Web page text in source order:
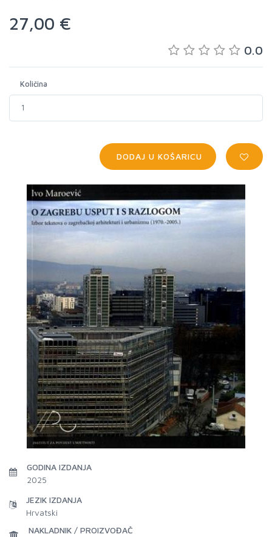
27,00 €
0.0
Količina
DODAJ U KOŠARICU
GODINA IZDANJA
2025
JEZIK IZDANJA
Hrvatski
NAKLADNIK / PROIZVOĐAČ